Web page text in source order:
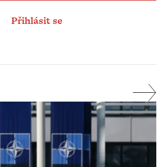
Přihlásit se